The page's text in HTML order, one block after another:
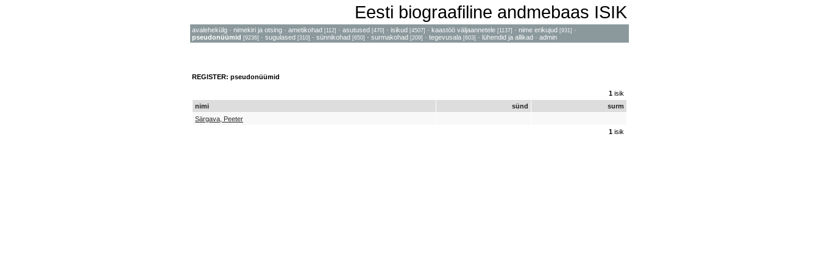
Eesti biograafiline andmebaas ISIK
avalehekülg · nimekiri ja otsing · ametikohad [112] · asutused [470] · isikud [4507] · kaastöö väljaannetele [1137] · nime erikujud [931] ·
pseudonüümid [9236] · sugulased [310] · sünnikohad [650] · surmakohad [209] · tegevusala [603] · lühendid ja allikad · admin
REGISTER: pseudonüümid
1 isik
nimi
sünd
surm
Särgava, Peeter
1 isik